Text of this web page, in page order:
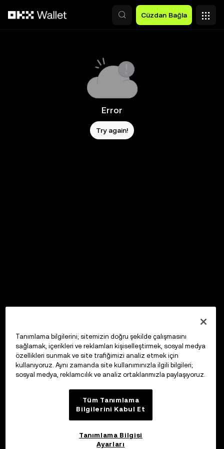
Cüzdan Bağla
Error
Try again!
Tanımlama bilgilerini; sitemizin doğru şekilde çalışmasını
sağlamak, içerikleri ve reklamları kişiselleştirmek, sosyal medya
özellikleri sunmak ve site trafiğimizi analiz etmek için
kullanıyoruz. Aynı zamanda site kullanımınızla ilgili bilgileri;
sosyal medya, reklamcılık ve analiz ortaklarımızla paylaşıyoruz.
Tüm Tanımlama
Bilgilerini Kabul Et
Tanımlama Bilgisi
Ayarları